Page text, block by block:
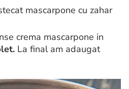
mascarpone cu zahar
crema mascarpone in
La final am adaugat